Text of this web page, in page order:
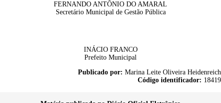
FERNANDO ANTÔNIO DO AMARAL
Secretário Municipal de Gestão Pública
INÁCIO FRANCO
Prefeito Municipal
Publicado por: Marina Leite Oliveira Heidenreich
Código identificador: 18419